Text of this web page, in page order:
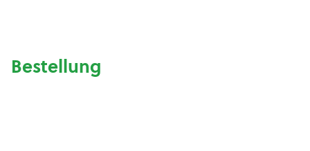
Bestellung